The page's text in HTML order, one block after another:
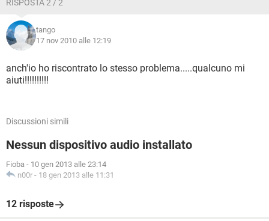
RISPOSTA 2 / 2
tango
17 nov 2010 alle 12:19
anch'io ho riscontrato lo stesso problema.....qualcuno mi
aiuti!!!!!!!!!!
Discussioni simili
Nessun dispositivo audio installato
Fioba - 10 gen 2013 alle 23:14
n00r - 18 gen 2013 alle 11:31
12 risposte